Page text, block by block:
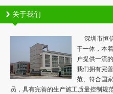
关于我们
深圳市恒
于一体，本
户提供一流
我们拥有完
范、符合国
员，具有完善的生产施工质量控制规